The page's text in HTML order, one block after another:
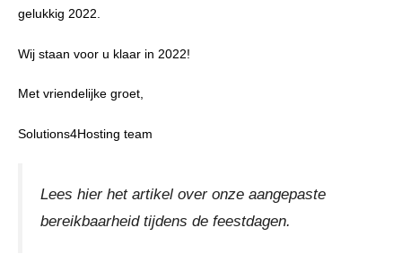
gelukkig 2022.
Wij staan voor u klaar in 2022!
Met vriendelijke groet,
Solutions4Hosting team
Lees hier het artikel over onze aangepaste
bereikbaarheid tijdens de feestdagen.